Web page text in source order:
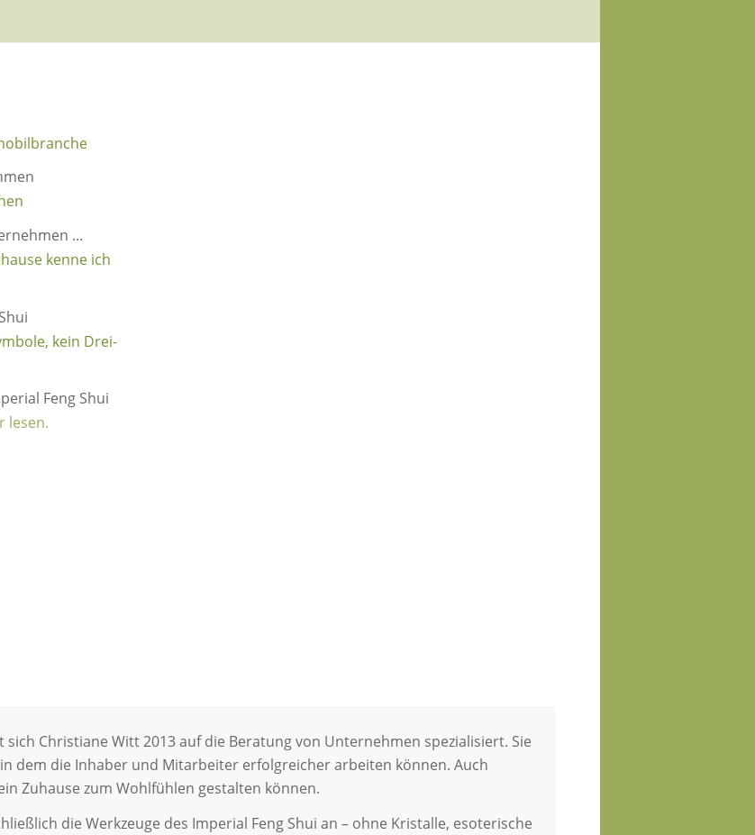
...
kenne ich
kein Drei-
Feng Shui
lesen.
sich Christiane Witt 2013 auf die Beratung von Unternehmen spezialisiert. Sie
dem die Inhaber und Mitarbeiter erfolgreicher arbeiten können. Auch
Zuhause zum Wohlfühlen gestalten können.
die Werkzeuge des Imperial Feng Shui an – ohne Kristalle, esoterische